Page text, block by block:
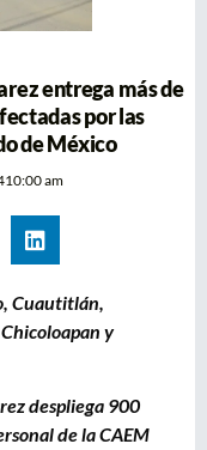
entrega más de
por las
de México
10:00 am
Cuautitlán,
y
despliega 900
de la CAEM